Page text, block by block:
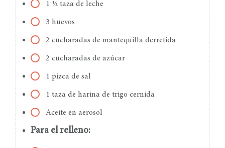
1 ½ taza de leche
3 huevos
2 cucharadas de mantequilla derretida
2 cucharadas de azúcar
1 pizca de sal
1 taza de harina de trigo cernida
Aceite en aerosol
Para el relleno: